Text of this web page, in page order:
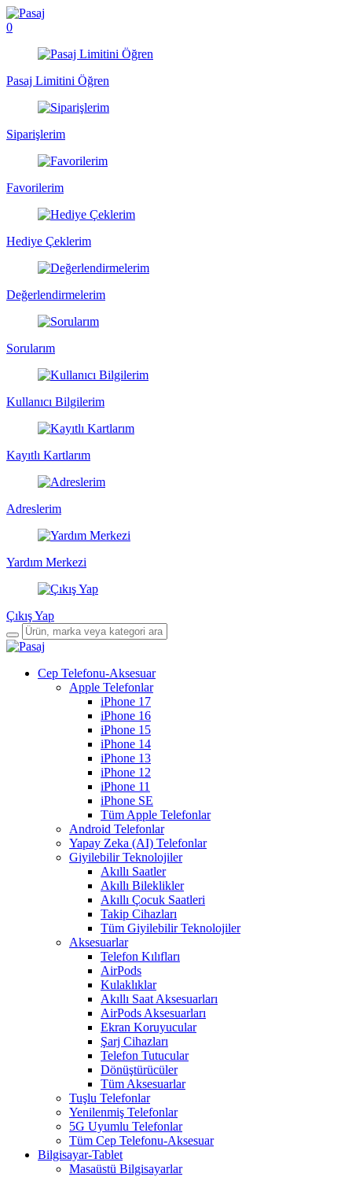
0
Pasaj Limitini Öğren
Siparişlerim
Favorilerim
Hediye Çeklerim
Değerlendirmelerim
Sorularım
Kullanıcı Bilgilerim
Kayıtlı Kartlarım
Adreslerim
Yardım Merkezi
Çıkış Yap
Cep Telefonu-Aksesuar
Apple Telefonlar
iPhone 17
iPhone 16
iPhone 15
iPhone 14
iPhone 13
iPhone 12
iPhone 11
iPhone SE
Tüm Apple Telefonlar
Android Telefonlar
Yapay Zeka (AI) Telefonlar
Giyilebilir Teknolojiler
Akıllı Saatler
Akıllı Bileklikler
Akıllı Çocuk Saatleri
Takip Cihazları
Tüm Giyilebilir Teknolojiler
Aksesuarlar
Telefon Kılıfları
AirPods
Kulaklıklar
Akıllı Saat Aksesuarları
AirPods Aksesuarları
Ekran Koruyucular
Şarj Cihazları
Telefon Tutucular
Dönüştürücüler
Tüm Aksesuarlar
Tuşlu Telefonlar
Yenilenmiş Telefonlar
5G Uyumlu Telefonlar
Tüm Cep Telefonu-Aksesuar
Bilgisayar-Tablet
Masaüstü Bilgisayarlar